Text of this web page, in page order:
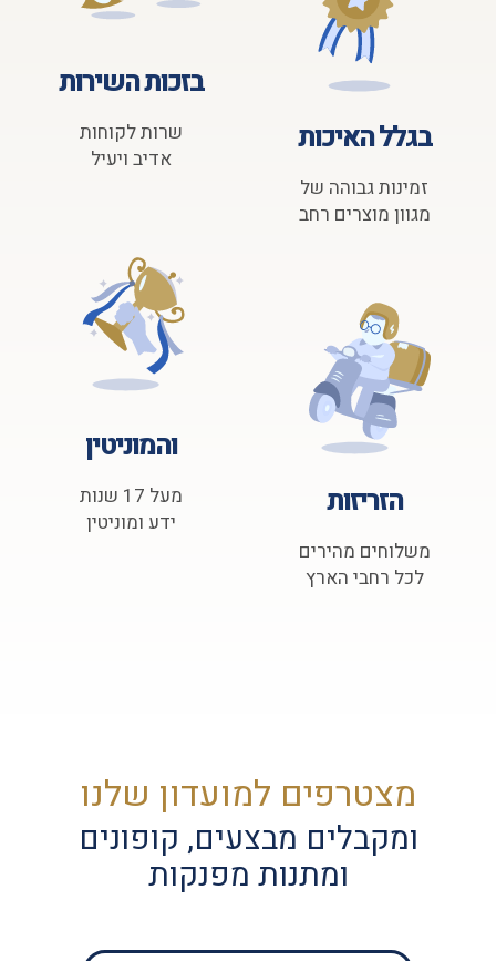
בגלל האיכות
זמינות גבוהה של
מגוון מוצרים רחב
בזכות השירות
שרות לקוחות
אדיב ויעיל
הזריזות
משלוחים מהירים
לכל רחבי הארץ
והמוניטין
מעל 17 שנות
ידע ומוניטין
מצטרפים למועדון שלנו
ומקבלים מבצעים, קופונים
ומתנות מפנקות